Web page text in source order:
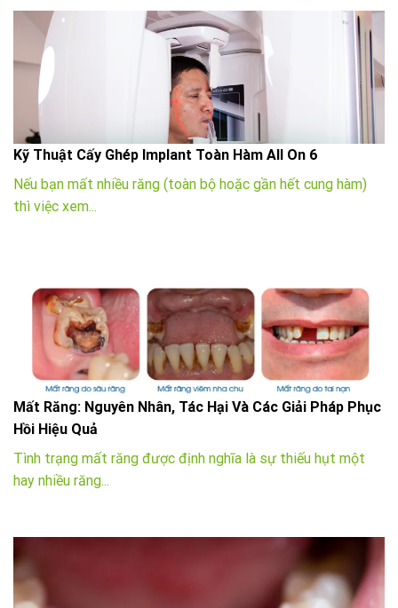
Kỹ Thuật Cấy Ghép Implant Toàn Hàm All On 6
Nếu bạn mất nhiều răng (toàn bộ hoặc gần hết cung hàm)
thì việc xem...
Mất Răng: Nguyên Nhân, Tác Hại Và Các Giải Pháp Phục
Hồi Hiệu Quả
Tình trạng mất răng được định nghĩa là sự thiếu hụt một
hay nhiều răng...